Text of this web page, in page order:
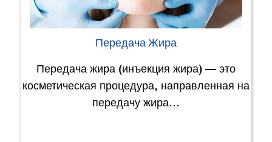
Передача Жира
Передача жира (инъекция жира) — это
косметическая процедура, направленная на
передачу жира…